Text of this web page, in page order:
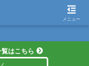
はこちら
メニュー